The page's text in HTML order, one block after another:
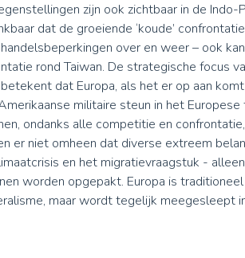
zijn ook zichtbaar in de Indo-
dat de groeiende ‘koude’
over en weer – ook
rond Taiwan. De strategische focus
dat Europa, als het er op aan
militaire steun in het
ondanks alle competitie en
er niet omheen dat diverse extreem
en het migratievraagstuk -
worden opgepakt. Europa is
maar wordt tegelijk meegesleept